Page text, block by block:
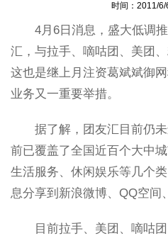
时间：2011/
4月6日消息，盛大低调推
汇，与拉手、嘀咕团、美团
这也是继上月注资葛斌斌御
业务又一重要举措。
据了解，团友汇目前仍未
前已覆盖了全国近百个大中
生活服务、休闲娱乐等几个
息分享到新浪微博、QQ空间
目前拉手、美团、嘀咕团